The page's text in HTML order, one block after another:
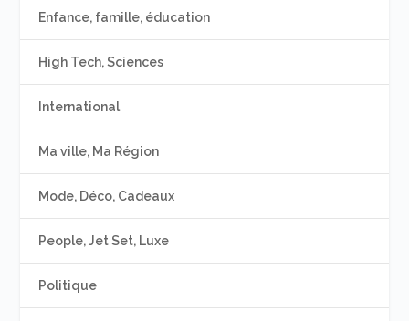
Enfance, famille, éducation
High Tech, Sciences
International
Ma ville, Ma Région
Mode, Déco, Cadeaux
People, Jet Set, Luxe
Politique